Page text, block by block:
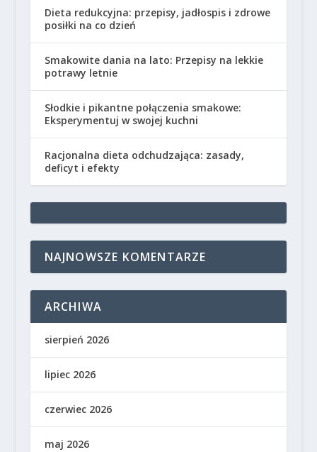
Dieta redukcyjna: przepisy, jadłospis i zdrowe
posiłki na co dzień
Smakowite dania na lato: Przepisy na lekkie
potrawy letnie
Słodkie i pikantne połączenia smakowe:
Eksperymentuj w swojej kuchni
Racjonalna dieta odchudzająca: zasady,
deficyt i efekty
NAJNOWSZE KOMENTARZE
ARCHIWA
sierpień 2026
lipiec 2026
czerwiec 2026
maj 2026